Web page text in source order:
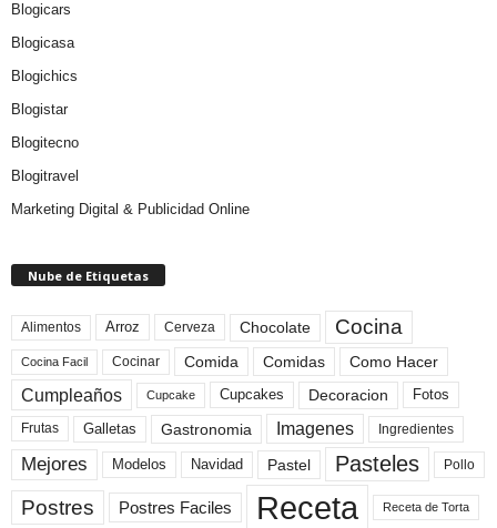
Blogicars
Blogicasa
Blogichics
Blogistar
Blogitecno
Blogitravel
Marketing Digital & Publicidad Online
Nube de Etiquetas
Alimentos Arroz Cerveza Chocolate Cocina
Cocina Facil Cocinar Comida Comidas Como Hacer
Cumpleaños Cupcake Cupcakes Decoracion Fotos
Frutas Galletas Gastronomia Imagenes Ingredientes
Mejores Modelos Navidad Pastel Pasteles Pollo
Postres Postres Faciles Receta Receta de Torta